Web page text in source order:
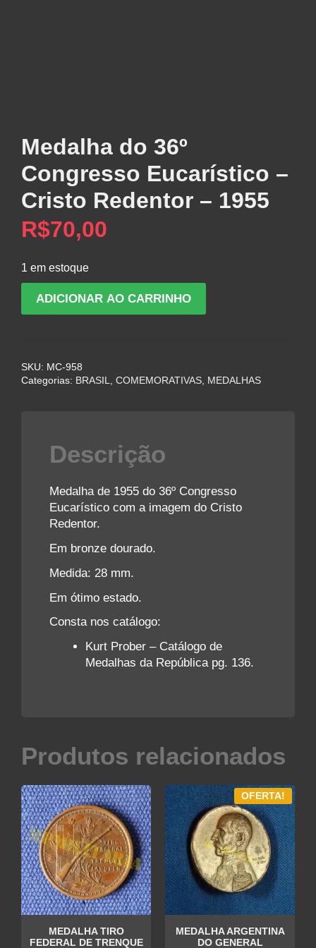
Medalha do 36º
Congresso Eucarístico –
Cristo Redentor – 1955
R$70,00
1 em estoque
-
Cristo
quantidade
ADICIONAR AO CARRINHO
SKU: MC-958
Categorias: BRASIL COMEMORATIVAS MEDALHAS
Descrição
Medalha de 1955 do 36º Congresso
Eucarístico com a imagem do Cristo
Redentor.
Em bronze dourado.
Medida: 28 mm.
Em ótimo estado.
Consta nos catálogo:
Kurt Prober – Catálogo de
Medalhas da República pg. 136.
Produtos relacionados
MEDALHA TIRO
FEDERAL DE TRENQUE
OFERTA!
MEDALHA ARGENTINA
DO GENERAL